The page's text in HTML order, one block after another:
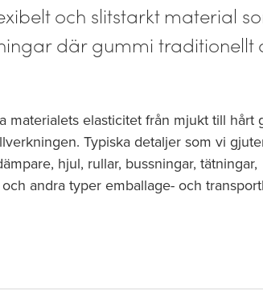
och slitstarkt material
där gummi traditionellt
materialets elasticitet från mjukt till hårt
Typiska detaljer som vi
hjul, rullar, bussningar, tätningar,
andra typer emballage- och